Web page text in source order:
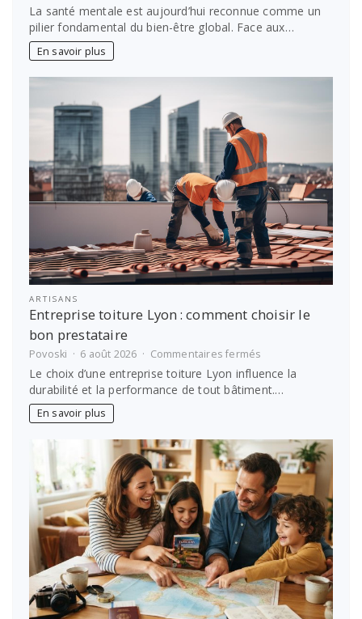
mentale
:
La santé mentale est aujourd’hui reconnue comme un
pilier fondamental du bien-être global. Face aux…
En savoir plus
ARTISANS
Entreprise toiture Lyon : comment choisir le
bon prestataire
Povoski 6 août 2026 Commentaires fermés
Entreprise
toiture
Lyon :
bon
prestataire
Le choix d’une entreprise toiture Lyon influence la
durabilité et la performance de tout bâtiment.…
En savoir plus